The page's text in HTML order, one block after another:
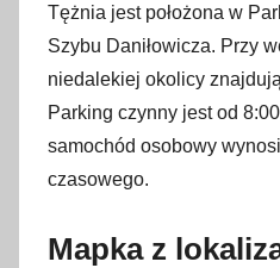
Tężnia jest położona w
Szybu Daniłowicza. Przy
niedalekiej okolicy
Parking czynny jest od
samochód osobowy
czasowego.
Mapka z